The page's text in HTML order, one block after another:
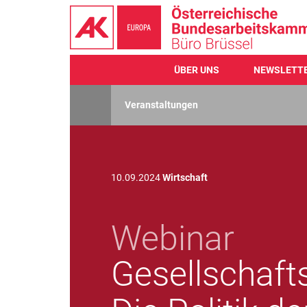
ÜBER UNS
Veranstaltungen
10.09.2024Wirtschaft
Webinar